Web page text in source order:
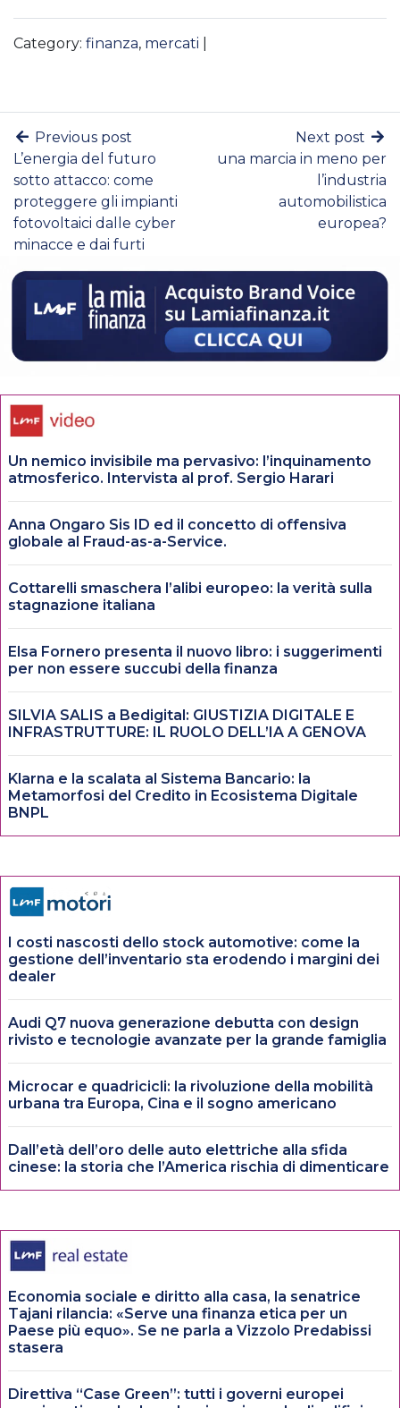
Category: finanza, mercati
Previous post
L’energia del futuro
sotto attacco: come
proteggere gli impianti
fotovoltaici dalle cyber
minacce e dai furti
Next post
una marcia in meno per
l’industria
automobilistica
europea?
Un nemico invisibile ma pervasivo: l’inquinamento
atmosferico. Intervista al prof. Sergio Harari
Anna Ongaro Sis ID ed il concetto di offensiva
globale al Fraud-as-a-Service.
Cottarelli smaschera l’alibi europeo: la verità sulla
stagnazione italiana
Elsa Fornero presenta il nuovo libro: i suggerimenti
per non essere succubi della finanza
SILVIA SALIS a Bedigital: GIUSTIZIA DIGITALE E
INFRASTRUTTURE: IL RUOLO DELL’IA A GENOVA
Klarna e la scalata al Sistema Bancario: la
Metamorfosi del Credito in Ecosistema Digitale
BNPL
I costi nascosti dello stock automotive: come la
gestione dell’inventario sta erodendo i margini dei
dealer
Audi Q7 nuova generazione debutta con design
rivisto e tecnologie avanzate per la grande famiglia
Microcar e quadricicli: la rivoluzione della mobilità
urbana tra Europa, Cina e il sogno americano
Dall’età dell’oro delle auto elettriche alla sfida
cinese: la storia che l’America rischia di dimenticare
Economia sociale e diritto alla casa, la senatrice
Tajani rilancia: «Serve una finanza etica per un
Paese più equo». Se ne parla a Vizzolo Predabissi
stasera
Direttiva “Case Green”: tutti i governi europei